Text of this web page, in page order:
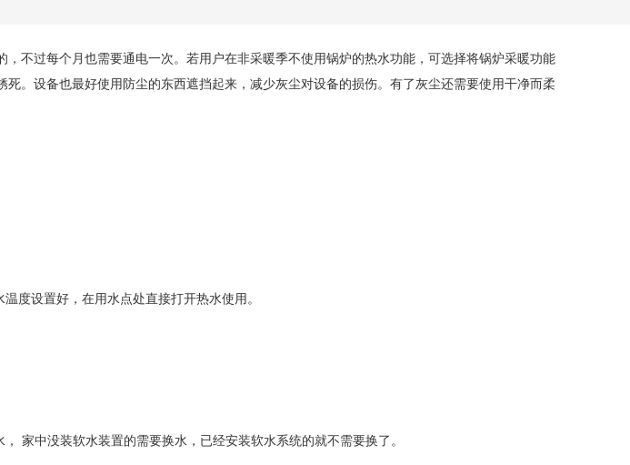
过每个月也需要通电一次。若用户在非采暖季不使用锅炉的热水功能，可选择将锅炉采暖功能
。设备也最好使用防尘的东西遮挡起来，减少灰尘对设备的损伤。有了灰尘还需要使用干净而柔
设置好，在用水点处直接打开热水使用。
中没装软水装置的需要换水，已经安装软水系统的就不需要换了。